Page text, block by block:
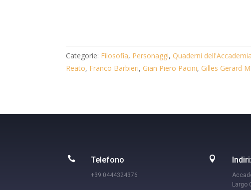
Categorie: Filosofia, Personaggi, Quaderni
Reato, Franco Barbieri, Gian Piero Pacini, Gilles Gerard
 Telefono
+39 0444324376

Largo